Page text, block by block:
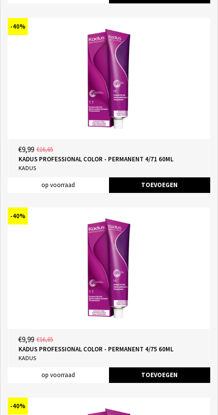
-40%
€9,99 €16,65
KADUS PROFESSIONAL COLOR - PERMANENT 4/71 60ML
KADUS
op voorraad TOEVOEGEN
-40%
€9,99 €16,65
KADUS PROFESSIONAL COLOR - PERMANENT 4/75 60ML
KADUS
op voorraad TOEVOEGEN
-40%